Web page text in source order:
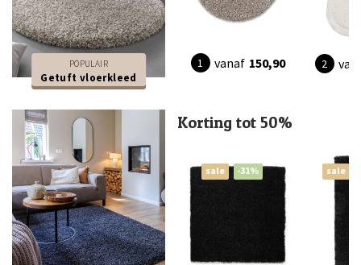
POPULAIR
Getuft vloerkleed
vanaf 150,90
Korting tot 50%
sale -31% sale